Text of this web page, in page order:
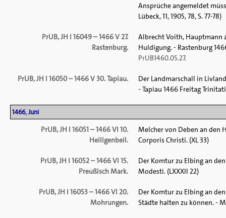
Ansprüche angemeldet
Lübeck, 11, 1905, 78, S. 77-78)
PrUB, JH I 16049 – 1466 V 27.
Rastenburg.
Albrecht Voith, Hauptmann
Huldigung. - Rastenburg
PrUB1460.05.27.
PrUB, JH I 16050 – 1466 V 30. Tapiau.
Der Landmarschall in
- Tapiau 1466 Freitag
1466, Juni
PrUB, JH I 16051 – 1466 VI 10.
Heiligenbeil.
Melcher von Deben an den
Corporis Christi. (XL 33)
PrUB, JH I 16052 – 1466 VI 15.
Preußisch Mark.
Der Komtur zu Elbing an
Modesti. (LXXXII 22)
PrUB, JH I 16053 – 1466 VI 20.
Mohrungen.
Der Komtur zu Elbing an
Städte halten zu können. -